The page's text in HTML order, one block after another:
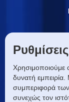
Χρησιμοποιούμε
δυνατή
συμπεριφορά
συνεχώς τον